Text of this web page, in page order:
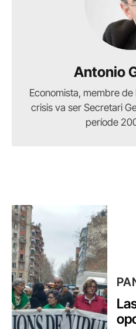
Antonio
Economista, membre
crisis va ser Secretari
període